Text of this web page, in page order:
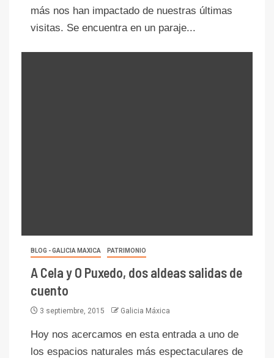
más nos han impactado de nuestras últimas
visitas. Se encuentra en un paraje...
BLOG - GALICIA MAXICA PATRIMONIO
A Cela y O Puxedo, dos aldeas salidas de
cuento
3 septiembre, 2015 Galicia Máxica
Hoy nos acercamos en esta entrada a uno de
los espacios naturales más espectaculares de